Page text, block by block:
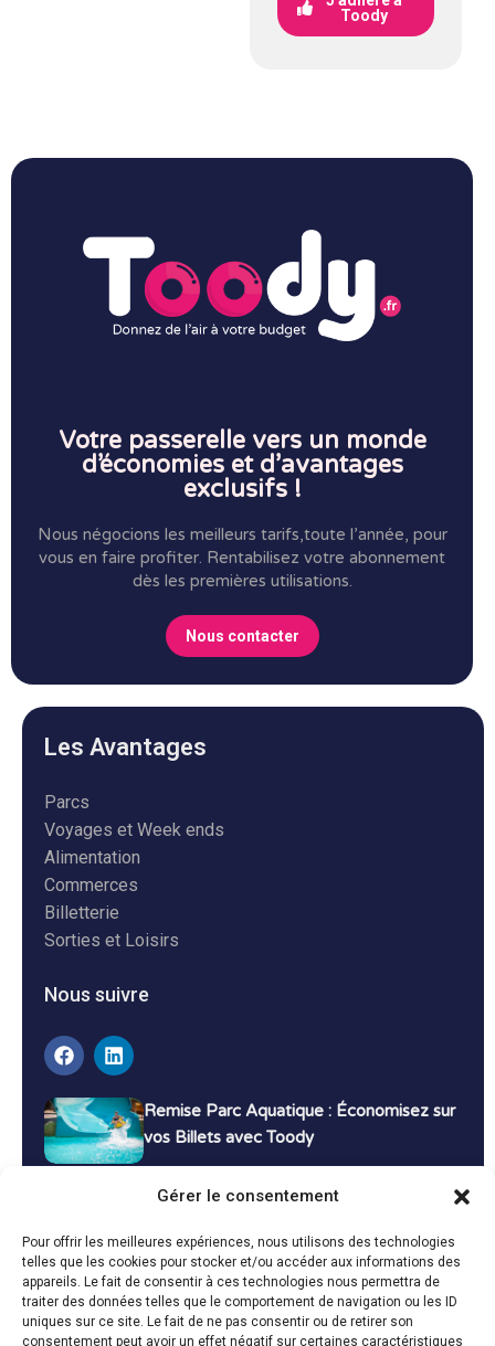
Gérer le consentement
Pour offrir les meilleures expériences, nous utilisons des technologies
telles que les cookies pour stocker et/ou accéder aux informations des
appareils. Le fait de consentir à ces technologies nous permettra de
traiter des données telles que le comportement de navigation ou les ID
uniques sur ce site. Le fait de ne pas consentir ou de retirer son
consentement peut avoir un effet négatif sur certaines caractéristiques
Toody
Votre passerelle vers un monde
d’économies et d’avantages
exclusifs !
Nous négocions les meilleurs tarifs,toute l’année, pour
vous en faire profiter. Rentabilisez votre abonnement
dès les premières utilisations.
Nous contacter
Les Avantages
Parcs
Voyages et Week ends
Alimentation
Commerces
Billetterie
Sorties et Loisirs
Nous suivre
Remise Parc Aquatique : Économisez sur
vos Billets avec Toody
Bons Plans Voyage : Économisez sur vos
Vacances avec Toody
13 décembre 2024 Bon plans